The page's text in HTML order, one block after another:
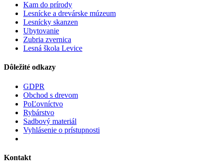
Kam do prírody
Lesnícke a drevárske múzeum
Lesnícky skanzen
Ubytovanie
Zubria zvernica
Lesná škola Levice
Dôležité odkazy
GDPR
Obchod s drevom
PoĽovníctvo
Rybárstvo
Sadbový materiál
Vyhlásenie o prístupnosti
Kontakt